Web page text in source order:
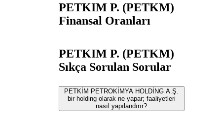
PETKIM P. (PETKM)
Finansal Oranları
PETKIM P. (PETKM)
Sıkça Sorulan Sorular
PETKİM PETROKİMYA HOLDİNG A.Ş.
bir holding olarak ne yapar; faaliyetleri
nasıl yapılandırır?